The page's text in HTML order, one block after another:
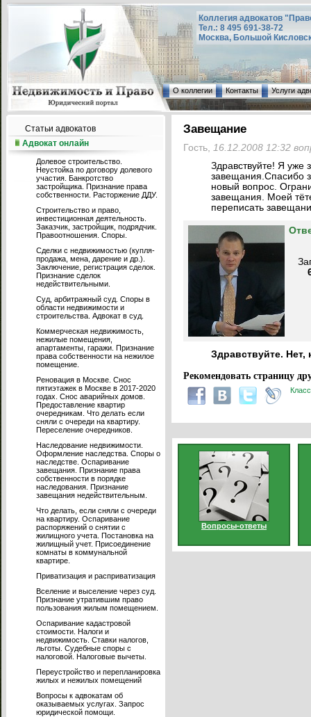
Коллегия адвокатов
Тел.: 8 495 691-38-72
Москва, Большой
О коллегии Контакты Услуги
Статьи адвокатов
Адвокат онлайн
Долевое строительство.
Неустойка по договору долевого
участия. Банкротство
застройщика. Признание права
собственности. Расторжение ДДУ.
Строительство и право,
инвестиционная деятельность.
Заказчик, застройщик, подрядчик.
Правоотношения. Споры.
Сделки с недвижимостью (купля-
продажа, мена, дарение и др.).
Заключение, регистрация сделок.
Признание сделок
недействительными.
Суд, арбитражный суд. Споры в
области недвижимости и
строительства. Адвокат в суд.
Коммерческая недвижимость,
нежилые помещения,
апартаменты, гаражи. Признание
права собственности на нежилое
помещение.
Реновация в Москве. Снос
пятиэтажек в Москве в 2017-2020
годах. Снос аварийных домов.
Предоставление квартир
очередникам. Что делать если
сняли с очереди на квартиру.
Переселение очередников.
Наследование недвижимости.
Оформление наследства. Споры о
наследстве. Оспаривание
завещания. Признание права
собственности в порядке
наследования. Признание
завещания недействительным.
Что делать, если сняли с очереди
на квартиру. Оспаривание
распоряжений о снятии с
жилищного учета. Постановка на
жилищный учет. Присоединение
комнаты в коммунальной
квартире.
Приватизация и расприватизация
Вселение и выселение через суд.
Признание утратившим право
пользования жилым помещением.
Оспаривание кадастровой
стоимости. Налоги и
недвижимость. Ставки налогов,
льготы. Судебные споры с
налоговой. Налоговые вычеты.
Переустройство и перепланировка
жилых и нежилых помещений
Вопросы к адвокатам об
оказываемых услугах. Запрос
юридической помощи.
Завещание
Гость, 16.12.2008 12:32
Здравствуйте! Я уже
завещания.Спасибо
новый вопрос.
завещания. Моей
переписать
Здравствуйте. Нет,
Рекомендовать страницу
Вопросы-ответы